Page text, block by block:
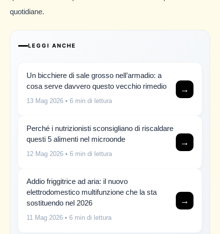
quotidiane.
LEGGI ANCHE
Un bicchiere di sale grosso nell’armadio: a
cosa serve davvero questo vecchio rimedio
13 Mag 2026 • 6 min di lettura
→
Perché i nutrizionisti sconsigliano di riscaldare
questi 5 alimenti nel microonde
12 Mag 2026 • 6 min di lettura
→
Addio friggitrice ad aria: il nuovo
elettrodomestico multifunzione che la sta
sostituendo nel 2026
11 Mag 2026 • 6 min di lettura
→